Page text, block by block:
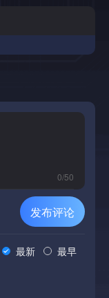
0/50
发布评论
最新 最早